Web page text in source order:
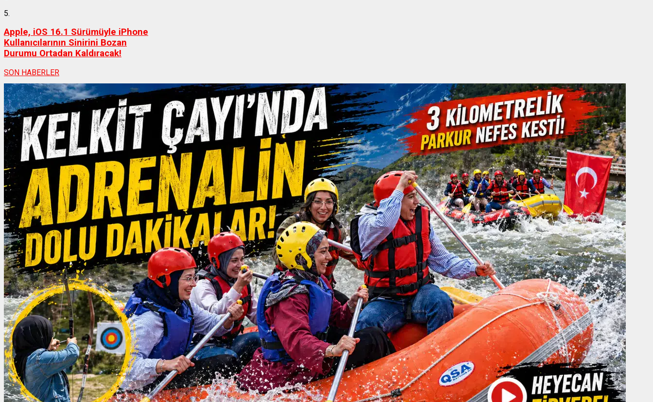
5.
Apple, iOS 16.1 Sürümüyle iPhone
Kullanıcılarının Sinirini Bozan
Durumu Ortadan Kaldıracak!
SON HABERLER